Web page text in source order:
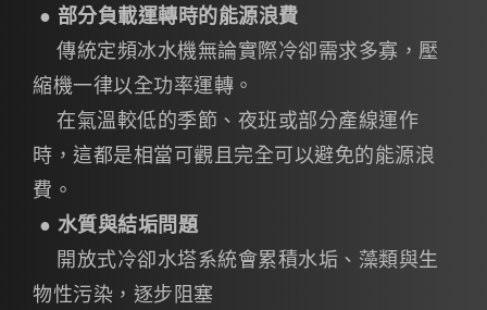
● 部分負載運轉時的能源浪費
傳統定頻冰水機無論實際冷卻需求多寡，壓
縮機一律以全功率運轉。
在氣溫較低的季節、夜班或部分產線運作
時，這都是相當可觀且完全可以避免的能源浪
費。
● 水質與結垢問題
開放式冷卻水塔系統會累積水垢、藻類與生
物性污染，逐步阻塞